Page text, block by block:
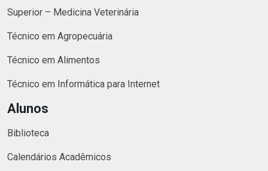
Superior – Medicina Veterinária
Técnico em Agropecuária
Técnico em Alimentos
Técnico em Informática para Internet
Alunos
Biblioteca
Calendários Acadêmicos